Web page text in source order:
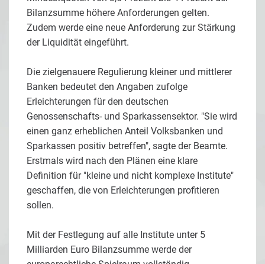
Bilanzsumme höhere Anforderungen gelten.
Zudem werde eine neue Anforderung zur Stärkung
der Liquidität eingeführt.
Die zielgenauere Regulierung kleiner und mittlerer
Banken bedeutet den Angaben zufolge
Erleichterungen für den deutschen
Genossenschafts- und Sparkassensektor. "Sie wird
einen ganz erheblichen Anteil Volksbanken und
Sparkassen positiv betreffen", sagte der Beamte.
Erstmals wird nach den Plänen eine klare
Definition für "kleine und nicht komplexe Institute"
geschaffen, die von Erleichterungen profitieren
sollen.
Mit der Festlegung auf alle Institute unter 5
Milliarden Euro Bilanzsumme werde der